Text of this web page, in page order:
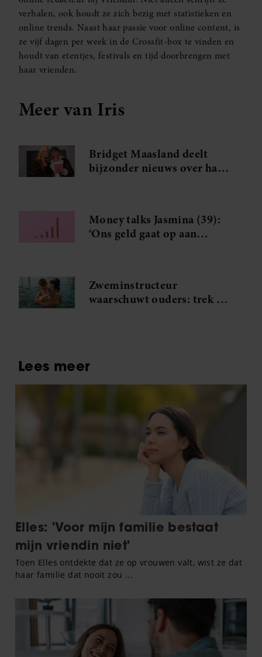
verhalen, ook houdt ze zich bezig met statistieken en
online trends. Naast haar passie voor online content, is
ze vijf dagen per week in de Crossfit-box te vinden en
houdt van etentjes, festivals en tijd doorbrengen met
haar vrienden.
Meer van Iris
Bridget Maasland deelt
bijzonder nieuws over haar
Money talks Jasmina (39):
‘Ons geld gaat op aan
Zweminstructeur
waarschuwt ouders: trek je